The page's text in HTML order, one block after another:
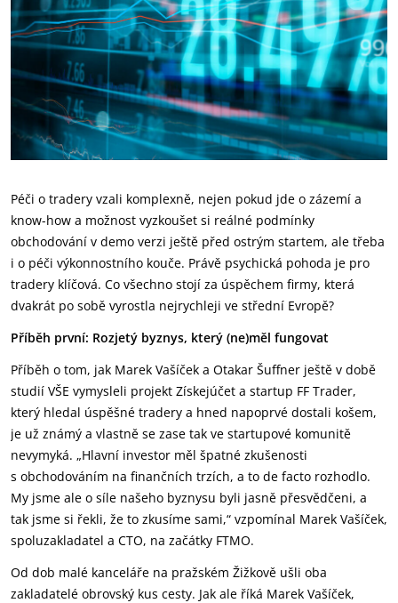
Péči o tradery vzali komplexně, nejen pokud jde o zázemí a
know-how a možnost vyzkoušet si reálné podmínky
obchodování v demo verzi ještě před ostrým startem, ale třeba
i o péči výkonnostního kouče. Právě psychická pohoda je pro
tradery klíčová. Co všechno stojí za úspěchem firmy, která
dvakrát po sobě vyrostla nejrychleji ve střední Evropě?
Příběh první: Rozjetý byznys, který (ne)měl fungovat
Příběh o tom, jak Marek Vašíček a Otakar Šuffner ještě v době
studií VŠE vymysleli projekt Získejúčet a startup FF Trader,
který hledal úspěšné tradery a hned napoprvé dostali košem,
je už známý a vlastně se zase tak ve startupové komunitě
nevymyká. „Hlavní investor měl špatné zkušenosti
s obchodováním na finančních trzích, a to de facto rozhodlo.
My jsme ale o síle našeho byznysu byli jasně přesvědčeni, a
tak jsme si řekli, že to zkusíme sami,“ vzpomínal Marek Vašíček,
spoluzakladatel a CTO, na začátky FTMO.
Od dob malé kanceláře na pražském Žižkově ušli oba
zakladatelé obrovský kus cesty. Jak ale říká Marek Vašíček,